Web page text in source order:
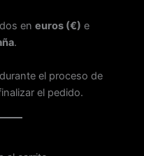
en euros (€) e
.
el proceso de
el pedido.